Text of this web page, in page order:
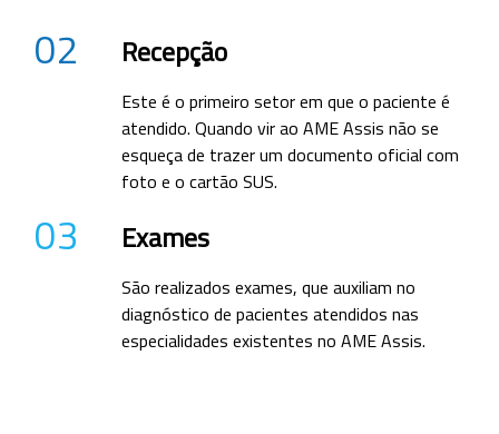
02 Recepção
Este é o primeiro setor em que o paciente é
atendido. Quando vir ao AME Assis não se
esqueça de trazer um documento oficial com
foto e o cartão SUS.
03 Exames
São realizados exames, que auxiliam no
diagnóstico de pacientes atendidos nas
especialidades existentes no AME Assis.